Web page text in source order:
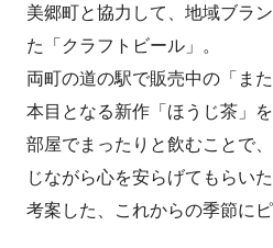
美郷町と協力して、地域ブラ
た「クラフトビール」。
両町の道の駅で販売中の「ま
本目となる新作「ほうじ茶」
部屋でまったりと飲むことで
じながら心を安らげてもらい
考案した、これからの季節に